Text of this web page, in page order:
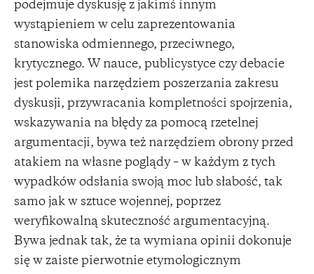
podejmuje dyskusję z jakimś innym
wystąpieniem w celu zaprezentowania
stanowiska odmiennego, przeciwnego,
krytycznego. W nauce, publicystyce czy debacie
jest polemika narzędziem poszerzania zakresu
dyskusji, przywracania kompletności spojrzenia,
wskazywania na błędy za pomocą rzetelnej
argumentacji, bywa też narzędziem obrony przed
atakiem na własne poglądy – w każdym z tych
wypadków odsłania swoją moc lub słabość, tak
samo jak w sztuce wojennej, poprzez
weryfikowalną skuteczność argumentacyjną.
Bywa jednak tak, że ta wymiana opinii dokonuje
się w zaiste pierwotnie etymologicznym